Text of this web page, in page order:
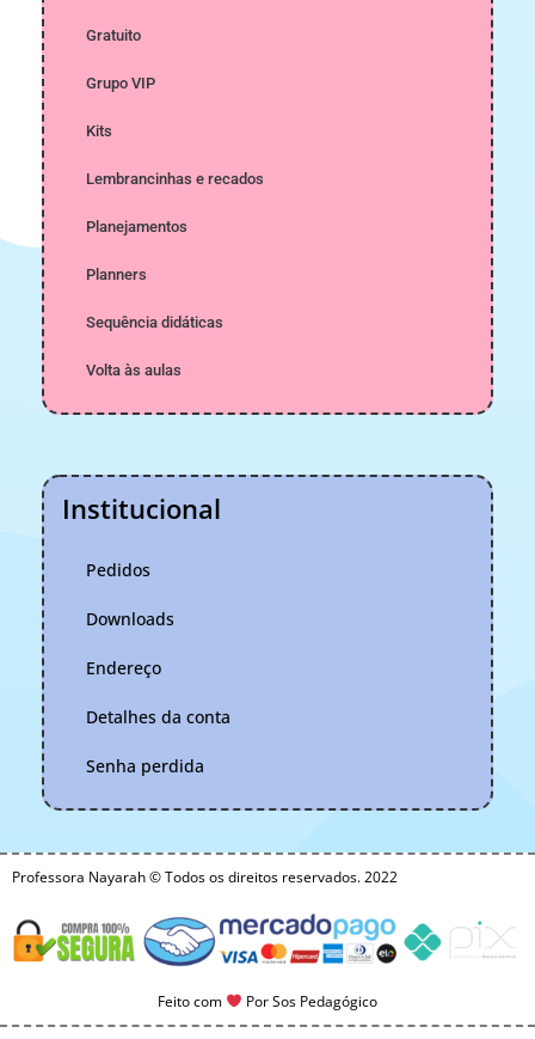
Gratuito
Grupo VIP
Kits
Lembrancinhas e recados
Planejamentos
Planners
Sequência didáticas
Volta às aulas
Institucional
Pedidos
Downloads
Endereço
Detalhes da conta
Senha perdida
Professora Nayarah © Todos os direitos reservados. 2022
Feito com Por Sos Pedagógico